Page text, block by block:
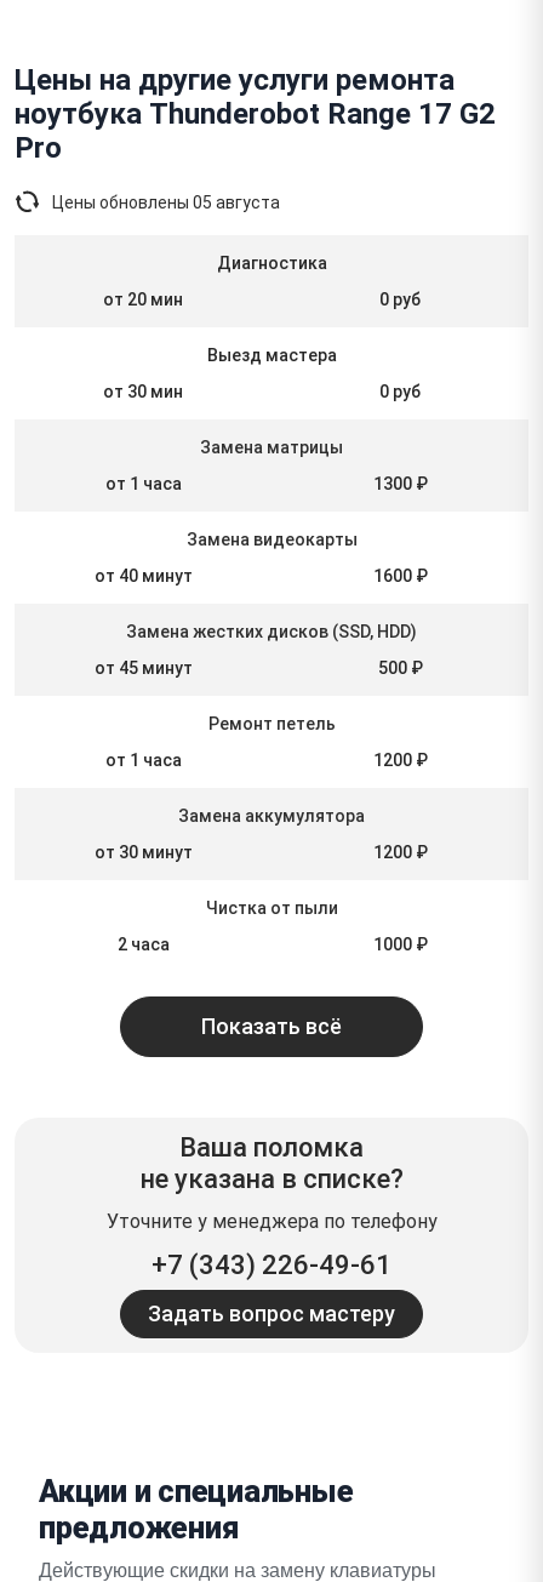
Цены на другие услуги ремонта
ноутбука Thunderobot Range 17 G2
Pro
Цены обновлены 05 августа
Диагностика
от 20 мин
0 руб
Выезд мастера
от 30 мин
0 руб
Замена матрицы
от 1 часа
1300 ₽
Замена видеокарты
от 40 минут
1600 ₽
Замена жестких дисков (SSD, HDD)
от 45 минут
500 ₽
Ремонт петель
от 1 часа
1200 ₽
Замена аккумулятора
от 30 минут
1200 ₽
Чистка от пыли
2 часа
1000 ₽
Показать всё
Ваша поломка
не указана в списке?
Уточните у менеджера по телефону
+7 (343) 226-49-61
Задать вопрос мастеру
Акции и специальные
предложения
Действующие скидки на замену клавиатуры